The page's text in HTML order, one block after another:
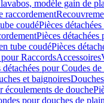
modèle gain de
raccordement
coudéPièces
Pièces
tube coudéPièces
pour RaccordsAccessoires
détachées pour Coudes
et baignoiresDouches
écoulements de douche
pour douches de